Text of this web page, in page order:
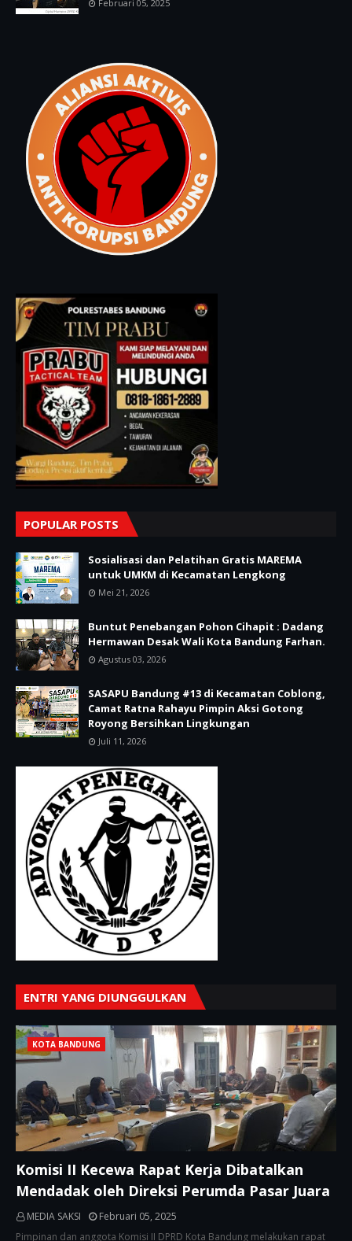
Februari 05, 2025
POPULAR POSTS
Sosialisasi dan Pelatihan Gratis MAREMA
untuk UMKM di Kecamatan Lengkong
Mei 21, 2026
Buntut Penebangan Pohon Cihapit : Dadang
Hermawan Desak Wali Kota Bandung Farhan.
Agustus 03, 2026
SASAPU Bandung #13 di Kecamatan Coblong,
Camat Ratna Rahayu Pimpin Aksi Gotong
Royong Bersihkan Lingkungan
Juli 11, 2026
ENTRI YANG DIUNGGULKAN
KOTA BANDUNG
Komisi II Kecewa Rapat Kerja Dibatalkan
Mendadak oleh Direksi Perumda Pasar Juara
MEDIA SAKSI
Februari 05, 2025
Pimpinan dan anggota Komisi II DPRD Kota Bandung melakukan rapat